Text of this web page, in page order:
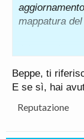
mappatura
A banco
uguale nelle
Beppe, ti
E se sì, hai
Reputazione